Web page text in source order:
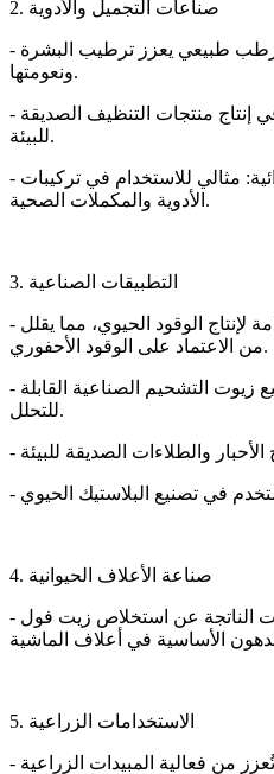
- المرطبات والمستحضرات: مرطب طبيعي يعزز ترطيب البشرة
ونعومتها.
- الصابون والمنظفات: يُستخدم في إنتاج منتجات التنظيف الصديقة
للبيئة.
- زيت ناقل في الصناعات الدوائية: مثالي للاستخدام في تركيبات
الأدوية والمكملات الصحية.
- الوقود الحيوي: مادة خام مستدامة لإنتاج الوقود الحيوي، مما يقلل
من الاعتماد على الوقود الأحفوري.
- مواد التشحيم: يُستخدم في تصنيع زيوت التشحيم الصناعية القابلة
للتحلل.
- تركيبات الأعلاف: تُعد المخلفات الناتجة عن استخلاص زيت فول